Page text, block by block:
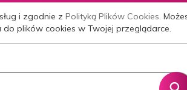
i zgodnie zPolityką Plików Cookies.
plików cookies w Twojej przeglądarce.